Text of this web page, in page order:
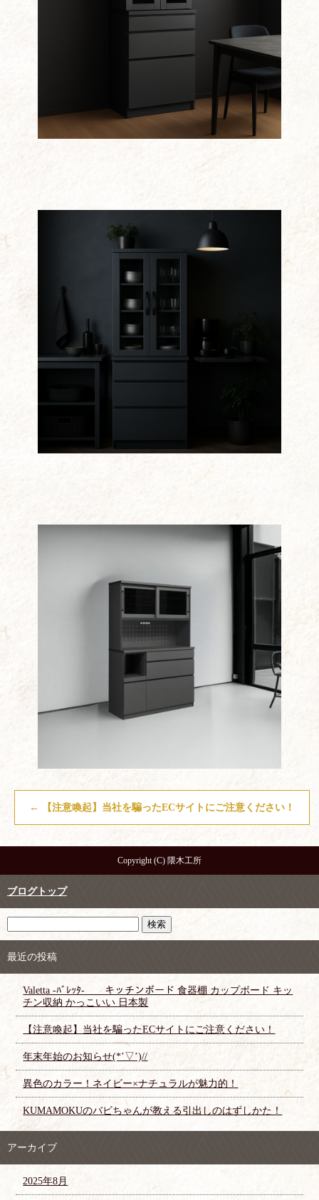
← 【注意喚起】当社を騙ったECサイトにご注意ください！
Copyright (C) 隈木工所
ブログトップ
最近の投稿
Valetta -ﾊﾞﾚｯﾀ- キッチンボード 食器棚 カップボード キッ
チン収納 かっこいい 日本製
【注意喚起】当社を騙ったECサイトにご注意ください！
年末年始のお知らせ(*’▽’)//
異色のカラー！ネイビー×ナチュラルが魅力的！
KUMAMOKUのバビちゃんが教える引出しのはずしかた！
アーカイブ
2025年8月